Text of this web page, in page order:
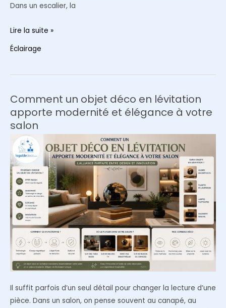
Dans un escalier, la
Dans
un
escalier,
ne
regarde
pas
comme
ailleurs
:
elle
accompagne
un
mouvement
Lire la suite »
Éclairage
Comment un objet déco en lévitation
apporte modernité et élégance à votre
salon
Il suffit parfois d’un seul détail pour changer la lecture d’une
pièce. Dans un salon, on pense souvent au canapé, au